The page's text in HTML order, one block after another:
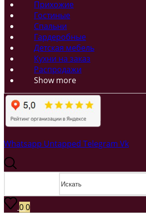
Прихожие
Гостиные
Спальни
Гардеробные
Детская мебель
Кухни на заказ
Распродажи
Show more
Whatsapp Untapped Telegram Vk
00